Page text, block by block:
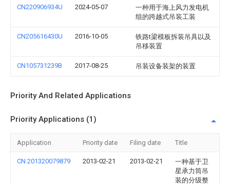
CN220906934U 2024-05-07
一种用于海上风力发电机
组的跨越式吊装工装
CN205616430U 2016-10-05
铁路t梁模板拆装吊具以及
吊移装置
CN105731239B 2017-08-25 吊装设备装架的装置
Priority And Related Applications
Priority Applications (1)
Application Priority date Filing date Title
CN 201320079879 2013-02-21 2013-02-21
一种基于卫
星承力筒吊
装的分级整